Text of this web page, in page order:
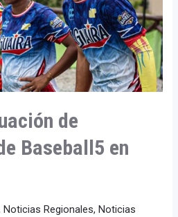
de
Baseball5 en
Noticias Regionales,Noticias